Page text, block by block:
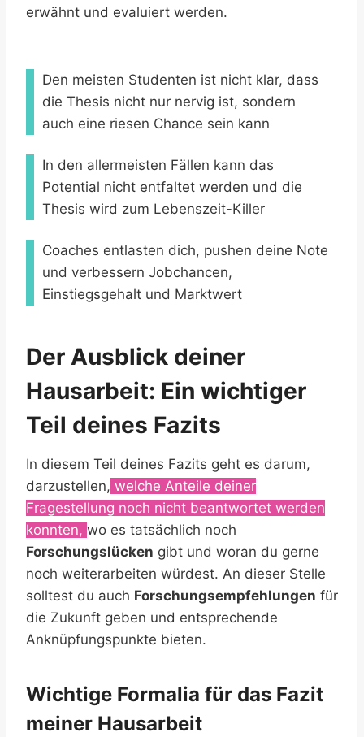
erwähnt und evaluiert werden.
Den meisten Studenten ist nicht klar, dass
die Thesis nicht nur nervig ist, sondern
auch eine riesen Chance sein kann
In den allermeisten Fällen kann das
Potential nicht entfaltet werden und die
Thesis wird zum Lebenszeit-Killer
Coaches entlasten dich, pushen deine Note
und verbessern Jobchancen,
Einstiegsgehalt und Marktwert
Der Ausblick deiner
Hausarbeit: Ein wichtiger
Teil deines Fazits
In diesem Teil deines Fazits geht es darum,
darzustellen, welche Anteile deiner
Fragestellung noch nicht beantwortet werden
konnten, wo es tatsächlich noch
Forschungslücken gibt und woran du gerne
noch weiterarbeiten würdest. An dieser Stelle
solltest du auch Forschungsempfehlungen für
die Zukunft geben und entsprechende
Anknüpfungspunkte bieten.
Wichtige Formalia für das Fazit
meiner Hausarbeit